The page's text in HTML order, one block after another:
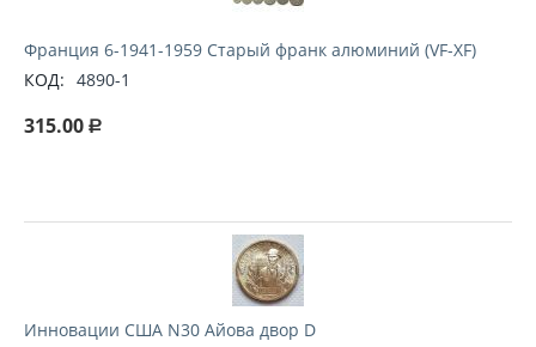
Франция 6-1941-1959 Старый франк алюминий (VF-XF)
КОД: 4890-1
315.00 Р
Инновации США N30 Айова двор D